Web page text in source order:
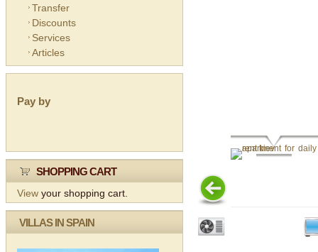
Transfer
Discounts
Services
Articles
Pay by
SHOPPING CART
View your shopping cart.
VILLAS IN SPAIN